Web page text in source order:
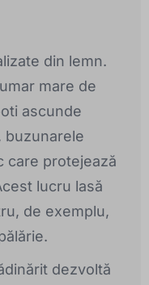
din lemn.
mare de
ascunde
buzunarele
care protejează
lucru lasă
de exemplu,
dezvoltă